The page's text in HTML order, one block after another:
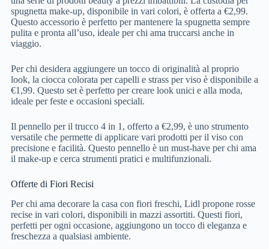
spugnetta make-up, disponibile in vari colori, è offerta a €2,99.
Questo accessorio è perfetto per mantenere la spugnetta sempre
pulita e pronta all’uso, ideale per chi ama truccarsi anche in
viaggio.
Per chi desidera aggiungere un tocco di originalità al proprio
look, la ciocca colorata per capelli e strass per viso è disponibile a
€1,99. Questo set è perfetto per creare look unici e alla moda,
ideale per feste e occasioni speciali.
Il pennello per il trucco 4 in 1, offerto a €2,99, è uno strumento
versatile che permette di applicare vari prodotti per il viso con
precisione e facilità. Questo pennello è un must-have per chi ama
il make-up e cerca strumenti pratici e multifunzionali.
Offerte di Fiori Recisi
Per chi ama decorare la casa con fiori freschi, Lidl propone rosse
recise in vari colori, disponibili in mazzi assortiti. Questi fiori,
perfetti per ogni occasione, aggiungono un tocco di eleganza e
freschezza a qualsiasi ambiente.